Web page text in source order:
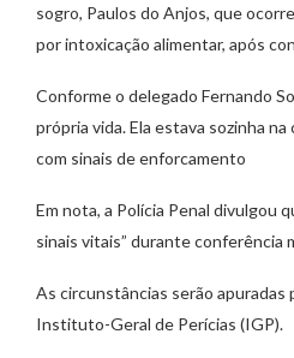
sogro, Paulos do Anjos, que
por intoxicação alimentar, após
Conforme o delegado Fernando
própria vida. Ela estava sozinha
com sinais de enforcamento
Em nota, a Polícia Penal divulgou
sinais vitais” durante conferência
As circunstâncias serão apuradas
Instituto-Geral de Perícias (IGP).